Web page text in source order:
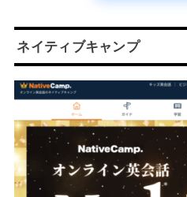
ネイティブキャンプ